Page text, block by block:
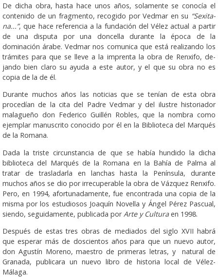
De dicha obra, hasta hace unos años, solamente se cono­cía el
contenido de un fragmento, recogido por Vedmar en su “Sexita­
na...”, que hace referencia a la fundación del Vélez actual a partir
de una disputa por una doncella durante la época de la
dominación árabe. Vedmar nos comunica que está reali­zan­do los
trámites para que se lleve a la imprenta la obra de Renxifo, de­
jando bien claro su ayuda a este autor, y el que su obra no es
copia de la de él.
Durante muchos años las noticias que se tenían de esta obra
procedían de la cita del Padre Vedmar y del ilustre historiador
malagueño don Federico Guillén Robles, que la nombra como
ejemplar manuscrito conocido por él en la Biblioteca del Marqués
de la Romana.
Dada la triste circunstancia de que se había hundido la dicha
biblioteca del Marqués de la Romana en la Bahía de Palma al
tratar de trasladarla en lanchas hasta la Península, durante
muchos años se dio por irrecuperable la obra de Vázquez Renxifo.
Pero, en 1994, afortunadamente, fue encontrada una copia de la
misma por los estudiosos Joaquín Novella y Ángel Pérez Pascual,
siendo, seguidamente, publicada por Arte y Culturaen 1998.
Después de estas tres obras de mediados del siglo XVII habrá
que esperar más de doscientos años para que un nuevo autor,
don Agustín Moreno, maestro de primeras letras, y natural de
Granada, publi­cara un nuevo libro de historia local de Vélez-
Málaga.